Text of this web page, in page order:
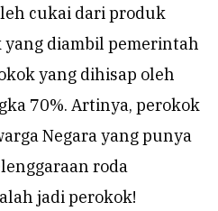
cukai dari produk
yang diambil pemerintah
yang dihisap oleh
70%. Artinya, perokok
Negara yang punya
roda
jadi perokok!